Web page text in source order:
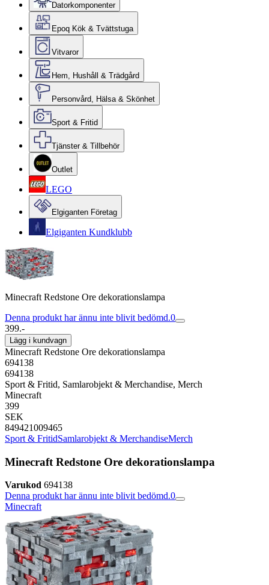
Datorkomponenter
Epoq Kök & Tvättstuga
Vitvaror
Hem, Hushåll & Trädgård
Personvård, Hälsa & Skönhet
Sport & Fritid
Tjänster & Tillbehör
Outlet
LEGO
Elgiganten Företag
Elgiganten Kundklubb
Minecraft Redstone Ore dekorationslampa
Denna produkt har ännu inte blivit bedömd.0
399.-
Lägg i kundvagn
Minecraft Redstone Ore dekorationslampa
694138
694138
Sport & Fritid, Samlarobjekt & Merchandise, Merch
Minecraft
399
SEK
849421009465
Sport & FritidSamlarobjekt & MerchandiseMerch
Minecraft Redstone Ore dekorationslampa
Varukod 694138
Denna produkt har ännu inte blivit bedömd.0
Minecraft